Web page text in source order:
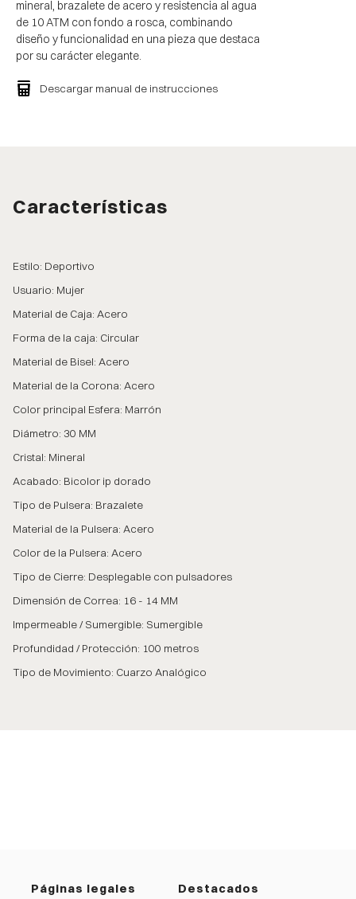
mineral, brazalete de acero y resistencia al agua
de 10 ATM con fondo a rosca, combinando
diseño y funcionalidad en una pieza que destaca
por su carácter elegante.
Descargar manual de instrucciones
Características
Estilo: Deportivo
Usuario: Mujer
Material de Caja: Acero
Forma de la caja: Circular
Material de Bisel: Acero
Material de la Corona: Acero
Color principal Esfera: Marrón
Diámetro: 30 MM
Cristal: Mineral
Acabado: Bicolor ip dorado
Tipo de Pulsera: Brazalete
Material de la Pulsera: Acero
Color de la Pulsera: Acero
Tipo de Cierre: Desplegable con pulsadores
Dimensión de Correa: 16 - 14 MM
Impermeable / Sumergible: Sumergible
Profundidad / Protección: 100 metros
Tipo de Movimiento: Cuarzo Analógico
Páginas legales Destacados